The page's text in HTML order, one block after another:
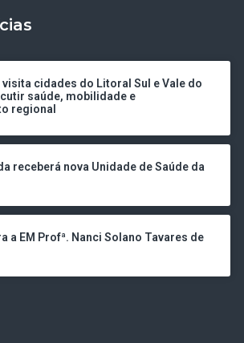
cidades do Litoral Sul e Vale do
saúde, mobilidade e
regional
receberá nova Unidade de Saúde da
a EM Profª. Nanci Solano Tavares de